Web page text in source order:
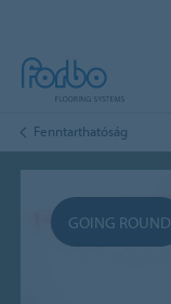
Fenntarthatóság
GOING ROUND